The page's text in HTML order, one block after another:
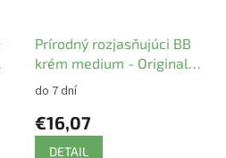
Prírodný rozjasňujúci BB
krém medium - Original
ATOK
do 7 dní
€16,07
DETAIL